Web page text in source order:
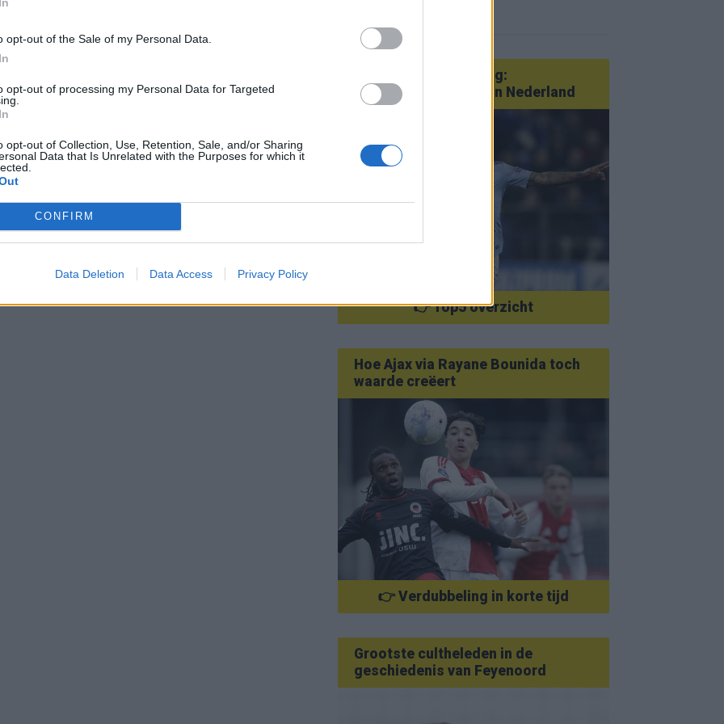
opt-out of the Sale of my Personal Data.
opt-out of processing my Personal Data for Targeted
opt-out of Collection, Use, Retention, Sale, and/or Sharing
Data that Is Unrelated with the Purposes for which it
CONFIRM
Data Deletion Data Access Privacy Policy
serieuzer trainerswerk
voordeel blijft beperkt
Van Götze tot Sterling:
statementtransfers in Nederland
👉 Top5 overzicht
Hoe Ajax via Rayane Bounida toch
waarde creëert
👉 Verdubbeling in korte tijd
Grootste cultheleden in de
geschiedenis van Feyenoord